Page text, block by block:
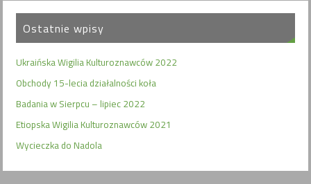
Ostatnie wpisy
Ukraińska Wigilia Kulturoznawców 2022
Obchody 15-lecia działalności koła
Badania w Sierpcu – lipiec 2022
Etiopska Wigilia Kulturoznawców 2021
Wycieczka do Nadola